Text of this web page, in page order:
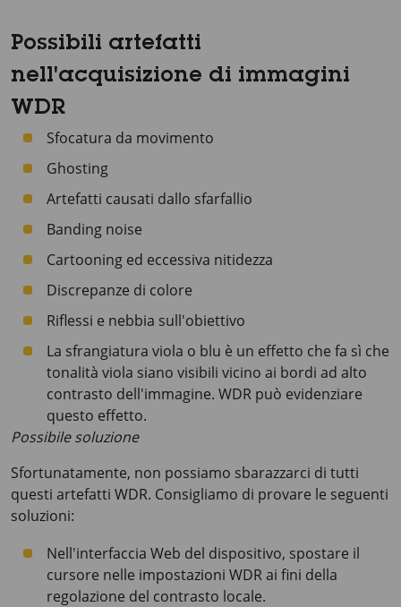
Possibili artefatti
nell'acquisizione di immagini
WDR
Sfocatura da movimento
Ghosting
Artefatti causati dallo sfarfallio
Banding noise
Cartooning ed eccessiva nitidezza
Discrepanze di colore
Riflessi e nebbia sull'obiettivo
La sfrangiatura viola o blu è un effetto che fa sì che
tonalità viola siano visibili vicino ai bordi ad alto
contrasto dell'immagine. WDR può evidenziare
questo effetto.
Possibile soluzione
Sfortunatamente, non possiamo sbarazzarci di tutti
questi artefatti WDR. Consigliamo di provare le seguenti
soluzioni:
Nell'interfaccia Web del dispositivo, spostare il
cursore nelle impostazioni WDR ai fini della
regolazione del contrasto locale.